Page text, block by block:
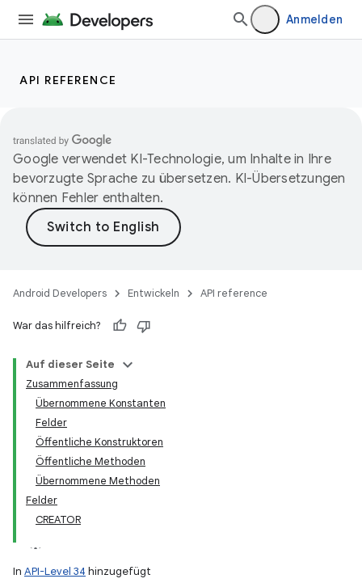
Anmelden
API REFERENCE
Google verwendet KI-Technologie, um Inhalte in Ihre
bevorzugte Sprache zu übersetzen. KI-Übersetzungen
können Fehler enthalten.
Android Developers Entwickeln API reference
War das hilfreich?
Auf dieser Seite
Zusammenfassung
Übernommene Konstanten
Felder
Öffentliche Konstruktoren
Öffentliche Methoden
Übernommene Methoden
Felder
CREATOR
In API-Level 34 hinzugefügt